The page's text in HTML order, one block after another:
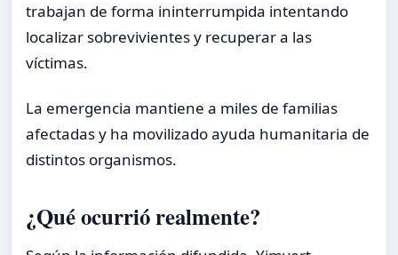
trabajan de forma ininterrumpida intentando
localizar sobrevivientes y recuperar a las
víctimas.
La emergencia mantiene a miles de familias
afectadas y ha movilizado ayuda humanitaria de
distintos organismos.
¿Qué ocurrió realmente?